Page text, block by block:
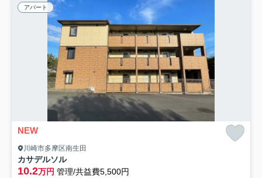
アパート
NEW
川崎市多摩区南生田
カサデルソル
10.2万円 管理/共益費5,500円